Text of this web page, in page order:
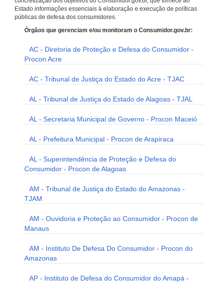
Estado informações essenciais à elaboração e execução de políticas
públicas de defesa dos consumidores.
Órgãos que gerenciam e/ou monitoram o Consumidor.gov.br:
AC - Diretoria de Proteção e Defesa do Consumidor -
Procon Acre
AC - Tribunal de Justiça do Estado do Acre - TJAC
AL - Tribunal de Justiça do Estado de Alagoas - TJAL
AL - Secretaria Municipal de Governo - Procon Maceió
AL - Prefeitura Municipal - Procon de Arapiraca
AL - Superintendência de Proteção e Defesa do
Consumidor - Procon de Alagoas
AM - Tribunal de Justiça do Estado do Amazonas -
TJAM
AM - Ouvidoria e Proteção ao Consumidor - Procon de
Manaus
AM - Instituto De Defesa Do Consumidor - Procon do
Amazonas
AP - Instituto de Defesa do Consumidor do Amapá -